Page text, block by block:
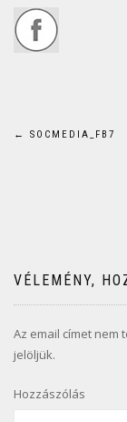
Bejegyzés
← SOCMEDIA_FB7
VÉLEMÉNY,
Az email címet nem
jelöljük.
Hozzászólás